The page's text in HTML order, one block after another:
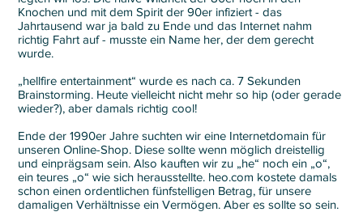
Knochen und mit dem Spirit der 90er infiziert - das
Jahrtausend war ja bald zu Ende und das Internet nahm
richtig Fahrt auf - musste ein Name her, der dem gerecht
wurde.
„hellfire entertainment“ wurde es nach ca. 7 Sekunden
Brainstorming. Heute vielleicht nicht mehr so hip (oder gerade
wieder?), aber damals richtig cool!
Ende der 1990er Jahre suchten wir eine Internetdomain für
unseren Online-Shop. Diese sollte wenn möglich dreistellig
und einprägsam sein. Also kauften wir zu „he“ noch ein „o“,
ein teures „o“ wie sich herausstellte. heo.com kostete damals
schon einen ordentlichen fünfstelligen Betrag, für unsere
damaligen Verhältnisse ein Vermögen. Aber es sollte so sein.